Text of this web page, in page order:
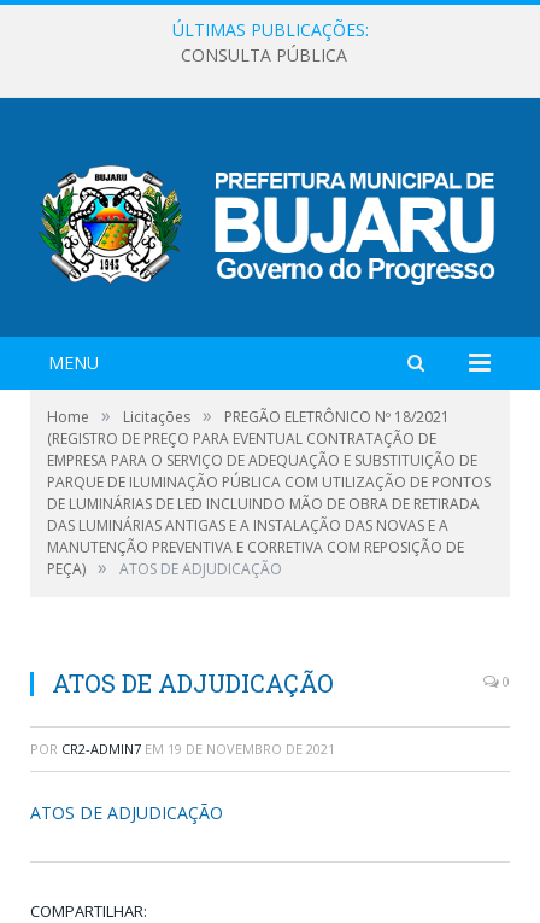
ÚLTIMAS PUBLICAÇÕES:
CONSULTA PÚBLICA
MENU
Home » Licitações »
PREGÃO ELETRÔNICO Nº 18/2021
(REGISTRO DE PREÇO PARA EVENTUAL CONTRATAÇÃO DE
EMPRESA PARA O SERVIÇO DE ADEQUAÇÃO E SUBSTITUIÇÃO DE
PARQUE DE ILUMINAÇÃO PÚBLICA COM UTILIZAÇÃO DE PONTOS
DE LUMINÁRIAS DE LED INCLUINDO MÃO DE OBRA DE RETIRADA
DAS LUMINÁRIAS ANTIGAS E A INSTALAÇÃO DAS NOVAS E A
MANUTENÇÃO PREVENTIVA E CORRETIVA COM REPOSIÇÃO DE
PEÇA) » ATOS DE ADJUDICAÇÃO
ATOS DE ADJUDICAÇÃO 0
POR CR2-ADMIN7 EM 19 DE NOVEMBRO DE 2021
ATOS DE ADJUDICAÇÃO
COMPARTILHAR: